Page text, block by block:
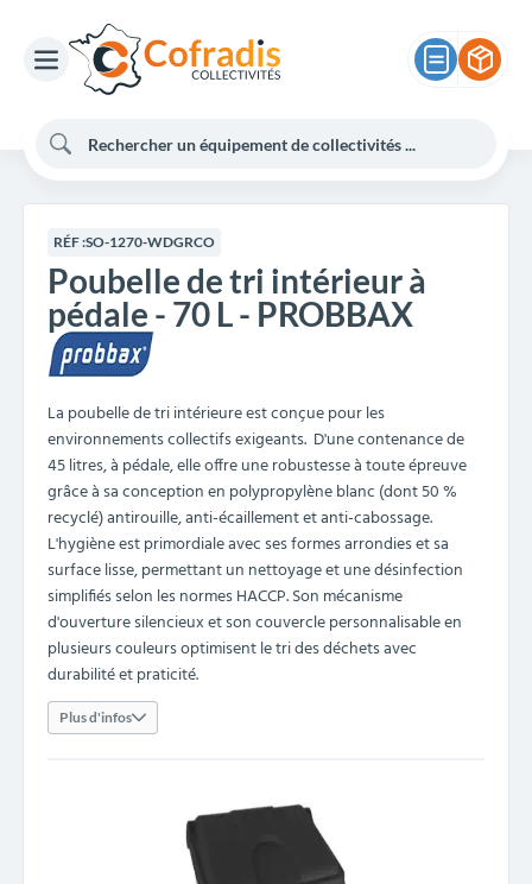
RÉF :SO-1270-WDGRCO
Poubelle de tri intérieur à
pédale - 70 L - PROBBAX
La poubelle de tri intérieure est conçue pour les
environnements collectifs exigeants. D'une contenance de
45 litres, à pédale, elle offre une robustesse à toute épreuve
grâce à sa conception en polypropylène blanc (dont 50 %
recyclé) antirouille, anti-écaillement et anti-cabossage.
L'hygiène est primordiale avec ses formes arrondies et sa
surface lisse, permettant un nettoyage et une désinfection
simplifiés selon les normes HACCP. Son mécanisme
d'ouverture silencieux et son couvercle personnalisable en
plusieurs couleurs optimisent le tri des déchets avec
durabilité et praticité.
Plus d'infos